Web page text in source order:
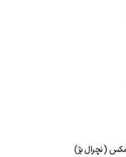
(نچرال بژ)